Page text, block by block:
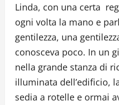
Linda, con una certa
ogni volta la mano e
gentilezza, una
conosceva poco. In un
nella grande stanza di
illuminata dell’edificio,
sedia a rotelle e ormai